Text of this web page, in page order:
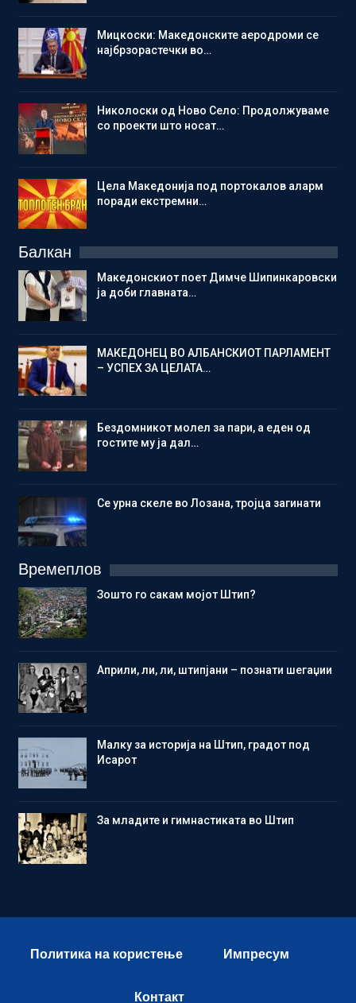
Мицкоски: Македонските аеродроми се
најбрзорастечки во…
Николоски од Ново Село: Продолжуваме
со проекти што носат…
Цела Македонија под портокалов аларм
поради екстремни…
Балкан
Македонскиот поет Димче Шипинкаровски
ја доби главната…
МАКЕДОНЕЦ ВО АЛБАНСКИОТ ПАРЛАМЕНТ
– УСПЕХ ЗА ЦЕЛАТА…
Бездомникот молел за пари, а еден од
гостите му ја дал…
Се урна скеле во Лозана, тројца загинати
Времеплов
Зошто го сакам мојот Штип?
Aприли, ли, ли, штипјани – познати шегаџии
Малку за историја на Штип, градот под
Исарот
Зa младите и гимнастиката во Штип
Политика на користење Импресум
Контакт